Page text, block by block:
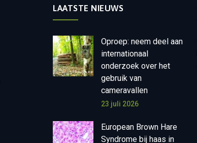
LAATSTE NIEUWS
Oproep: neem deel aan
internationaal
onderzoek over het
gebruik van
cameravallen
23 juli 2026
European Brown Hare
Syndrome bij haas in